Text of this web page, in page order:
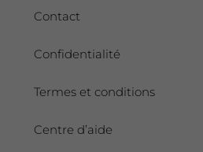
Contact
Confidentialité
Termes et conditions
Centre d’aide